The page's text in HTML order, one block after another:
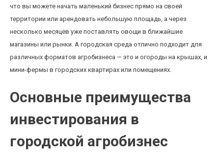
что вы можете начать маленький бизнес прямо на своей
территории или арендовать небольшую площадь, а через
несколько месяцев уже поставлять овощи в ближайшие
магазины или рынки. А городская среда отлично подходит для
различных форматов агробизнеса — это и огороды на крышах, и
мини-фермы в городских квартирах или помещениях.
Основные преимущества
инвестирования в
городской агробизнес